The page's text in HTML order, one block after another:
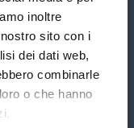
inoltre
sito con i
dei dati web,
combinarle
o che hanno